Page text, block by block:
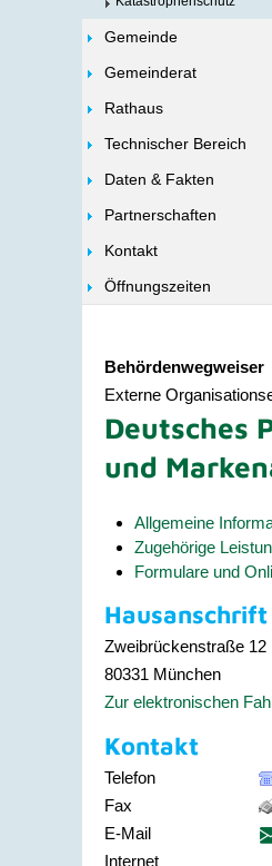
Gemeinde
Gemeinderat
Rathaus
Technischer Bereich
Daten & Fakten
Partnerschaften
Kontakt
Öffnungszeiten
Behördenwegweiser
Externe
Deutsches
und
Allgemeine
Zugehörige
Formulare und
Hausanschrift
Zweibrückenstraße 12
80331 München
Zur elektronischen
Kontakt
Telefon
Fax
E-Mail
Internet